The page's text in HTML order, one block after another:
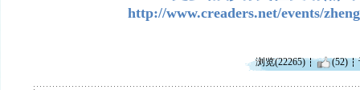
http://www.creaders.net/events/
浏览(22265) (52)